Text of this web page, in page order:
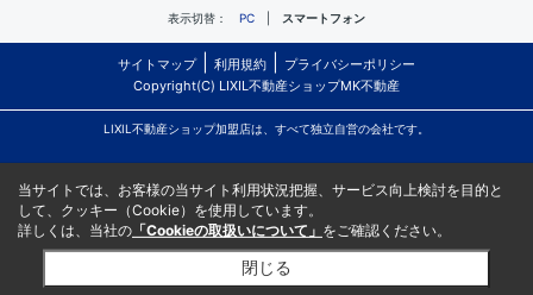
表示切替： PC スマートフォン
サイトマップ 利用規約
プライバシーポリシー
Copyright(C) LIXIL不動産ショップMK不動産
LIXIL不動産ショップ加盟店は、すべて独立自営の会社です。
当サイトでは、お客様の当サイト利用状況把握、サービス向上検討を目的と
して、クッキー（Cookie）を使用しています。
詳しくは、当社の 「Cookieの取扱いについて」 をご確認ください。
閉じる